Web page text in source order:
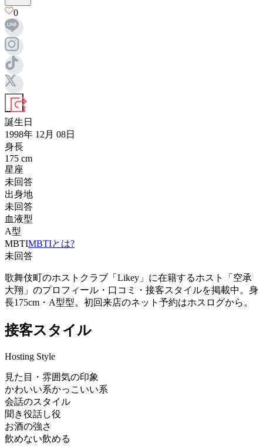
0
誕生日
1998年 12月 08日
身長
175 cm
星座
未回答
出身地
未回答
血液型
A型
MBTIMBTIとは?
未回答
歌舞伎町のホストクラブ「Likey」に在籍するホスト「空承
大翔」のプロフィール・口コミ・接客スタイルを掲載中。身
長175cm・A型型。初回来店のネット予約はホスログから。
接客スタイル
Hosting Style
見た目・雰囲気の印象
かわいい系かっこいい系
会話のスタイル
聞き役話し役
お酒の強さ
飲めない飲める